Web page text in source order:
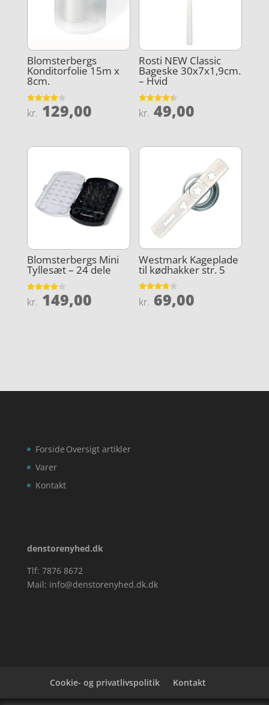
Blomsterbergs
Konditorfolie 15m x
8cm.
Vurderet
4
kr. 129,00
Rosti NEW Classic
Bageske 30x7x1,9cm.
– Hvid
Vurderet
4.4
kr. 49,00
Blomsterbergs Mini
Tyllesæt – 24 dele
Vurderet
3.9
kr. 149,00
Westmark Kageplade
til kødhakker str. 5
Vurderet
3.8
kr. 69,00
Forside
Varer
Kontakt
Oversigt artikler
denstorenyhed.dk
Tlf: 7876 8672
Mail: info@denstorenyhed.dk.dk
Cookie- og privatlivspolitik Kontakt